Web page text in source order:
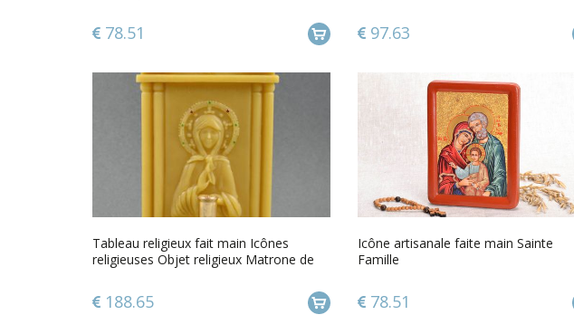
78.51 97.63
Tableau religieux fait main Icônes
religieuses Objet religieux Matrone de
188.65
Icône artisanale faite main Sainte
Famille
78.51